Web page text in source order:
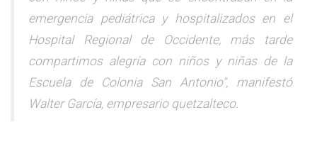
emergencia pediátrica y hospitalizados en el
Hospital Regional de Occidente, más tarde
compartimos alegría con niños y niñas de la
Escuela de Colonia San Antonio", manifestó
Walter García, empresario quetzalteco.